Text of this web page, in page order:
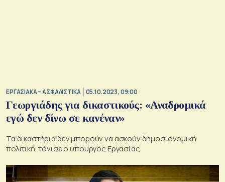
ΕΡΓΑΣΙΑΚΑ – ΑΣΦΑΛΙΣΤΙΚΑ 05.10.2023, 09:00
Γεωργιάδης για δικαστικούς: «Αναδρομικά
εγώ δεν δίνω σε κανέναν»
Τα δικαστήρια δεν μπορούν να ασκούν δημοσιονομική
πολιτική, τόνισε ο υπουργός Εργασίας